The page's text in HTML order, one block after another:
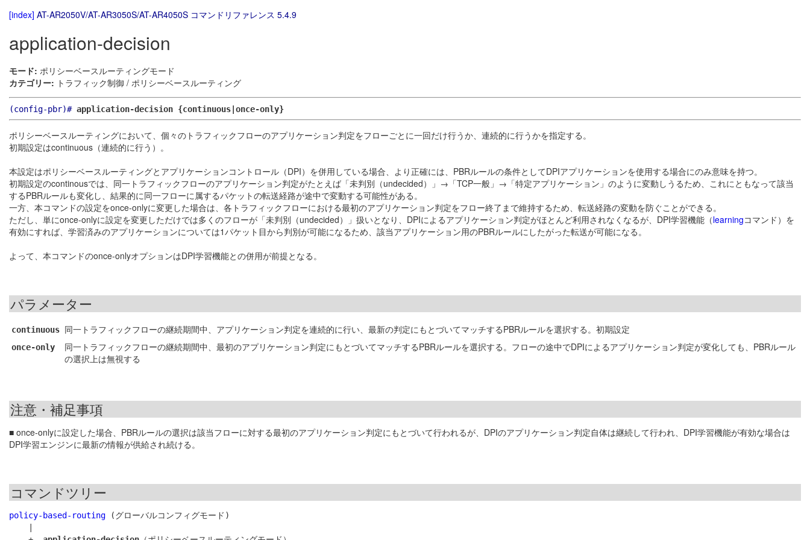
[index] AT-AR2050V/AT-AR3050S/AT-AR4050S コマンドリファレンス 5.4.9
application-decision
モード: ポリシーベースルーティングモード
カテゴリー: トラフィック制御 / ポリシーベースルーティング
(config-pbr)# application-decision {continuous|once-only}
ポリシーベースルーティングにおいて、個々のトラフィックフローのアプリケーション判定をフローごとに一回だけ行うか、連続的に行うかを指定する。
初期設定はcontinuous（連続的に行う）。
本設定はポリシーベースルーティングとアプリケーションコントロール（DPI）を併用している場合、より正確には、PBRルールの条件としてDPIアプリケーションを使用する場合にのみ意味を持つ。
初期設定のcontinousでは、同一トラフィックフローのアプリケーション判定がたとえば「未判別（undecided）」→「TCP一般」→「特定アプリケーション」のように変動しうるため、これにともなって該当
するPBRルールも変化し、結果的に同一フローに属するパケットの転送経路が途中で変動する可能性がある。
一方、本コマンドの設定をonce-onlyに変更した場合は、各トラフィックフローにおける最初のアプリケーション判定をフロー終了まで維持するため、転送経路の変動を防ぐことができる。
ただし、単にonce-onlyに設定を変更しただけでは多くのフローが「未判別（undecided）」扱いとなり、DPIによるアプリケーション判定がほとんど利用されなくなるが、DPI学習機能（learningコマンド）を
有効にすれば、学習済みのアプリケーションについては1パケット目から判別が可能になるため、該当アプリケーション用のPBRルールにしたがった転送が可能になる。
よって、本コマンドのonce-onlyオプションはDPI学習機能との併用が前提となる。
パラメーター
continuous 同一トラフィックフローの継続期間中、アプリケーション判定を連続的に行い、最新の判定にもとづいてマッチするPBRルールを選択する。初期設定
once-only
同一トラフィックフローの継続期間中、最初のアプリケーション判定にもとづいてマッチするPBRルールを選択する。フローの途中でDPIによるアプリケーション判定が変化しても、PBRルール
の選択上は無視する
注意・補足事項
■ once-onlyに設定した場合、PBRルールの選択は該当フローに対する最初のアプリケーション判定にもとづいて行われるが、DPIのアプリケーション判定自体は継続して行われ、DPI学習機能が有効な場合は
DPI学習エンジンに最新の情報が供給され続ける。
コマンドツリー
policy-based-routing (グローバルコンフィグモード)